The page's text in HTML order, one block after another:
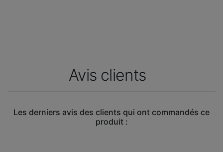
Avis clients
Les derniers avis des clients qui ont commandés ce
produit :